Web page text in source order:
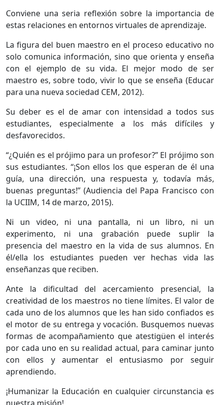
Conviene una seria reflexión sobre la importancia de
estas relaciones en entornos virtuales de aprendizaje.
La figura del buen maestro en el proceso educativo no
solo comunica información, sino que orienta y enseña
con el ejemplo de su vida. El mejor modo de ser
maestro es, sobre todo, vivir lo que se enseña (Educar
para una nueva sociedad CEM, 2012).
Su deber es el de amar con intensidad a todos sus
estudiantes, especialmente a los más difíciles y
desfavorecidos.
“¿Quién es el prójimo para un profesor?” El prójimo son
sus estudiantes. “¡Son ellos los que esperan de él una
guía, una dirección, una respuesta y, todavía más,
buenas preguntas!” (Audiencia del Papa Francisco con
la UCIIM, 14 de marzo, 2015).
Ni un video, ni una pantalla, ni un libro, ni un
experimento, ni una grabación puede suplir la
presencia del maestro en la vida de sus alumnos. En
él/ella los estudiantes pueden ver hechas vida las
enseñanzas que reciben.
Ante la dificultad del acercamiento presencial, la
creatividad de los maestros no tiene límites. El valor de
cada uno de los alumnos que les han sido confiados es
el motor de su entrega y vocación. Busquemos nuevas
formas de acompañamiento que atestigüen el interés
por cada uno en su realidad actual, para caminar junto
con ellos y aumentar el entusiasmo por seguir
aprendiendo.
¡Humanizar la Educación en cualquier circunstancia es